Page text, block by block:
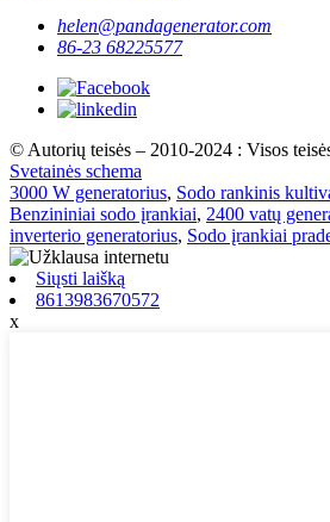
helen@pandagenerator.com
86-23 68225577
© Autorių teisės – 2010-2024 : Visos
Svetainės schema
3000 W generatorius, Sodo rankinis
Benzininiai sodo įrankiai, 2400 vatų
inverterio generatorius, Sodo įrankiai
Siųsti laišką
8613983670572
x